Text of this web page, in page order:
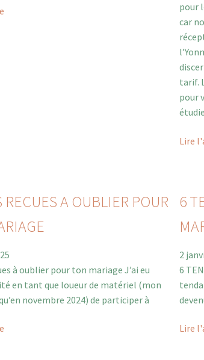
pour
car
tarif.
pour
Lire
RECUES A OUBLIER POUR
à oublier pour ton mariage J’ai eu
en tant que loueur de matériel (mon
novembre 2024) de participer à
6
2
6
Lire